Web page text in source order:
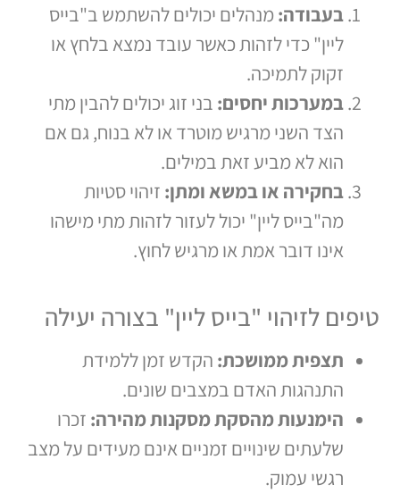
בעבודה:מנהלים יכולים להשתמש ב"בייס
ליין" כדי לזהות כאשר עובד נמצא בלחץ או
זקוק לתמיכה.
במערכות יחסים: בני זוג יכולים להבין מתי
הצד השני מרגיש מוטרד או לא בנוח, גם אם
הוא לא מביע זאת במילים.
בחקירה או במשא ומתן: זיהוי סטיות
מה"בייס ליין" יכול לעזור לזהות מתי מישהו
אינו דובר אמת או מרגיש לחוץ.
טיפים לזיהוי "בייס ליין" בצורה יעילה
תצפית ממושכת: הקדש זמן ללמידת
התנהגות האדם במצבים שונים.
הימנעות מהסקת מסקנות מהירה: זכרו
שלעתים שינויים זמניים אינם מעידים על מצב
רגשי עמוק.